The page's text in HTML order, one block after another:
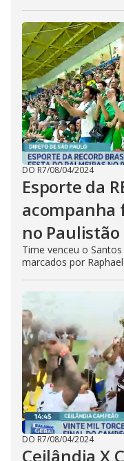
DO R7/08/04/2024
Esporte da
acompanha
no Paulistão
Time venceu o
marcados por
DO R7/08/04/2024
Ceilândia X